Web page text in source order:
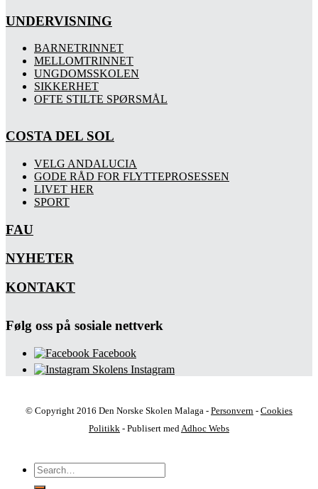
UNDERVISNING
BARNETRINNET
MELLOMTRINNET
UNGDOMSSKOLEN
SIKKERHET
OFTE STILTE SPØRSMÅL
COSTA DEL SOL
VELG ANDALUCIA
GODE RÅD FOR FLYTTEPROSESSEN
LIVET HER
SPORT
FAU
NYHETER
KONTAKT
Følg oss på sosiale nettverk
Facebook
Skolens Instagram
© Copyright 2016 Den Norske Skolen Malaga - Personvern - Cookies
Politikk - Publisert med Adhoc Webs